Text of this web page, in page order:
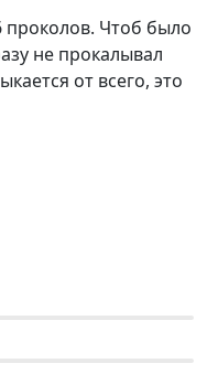
Чтоб было
не прокалывал
от всего, это